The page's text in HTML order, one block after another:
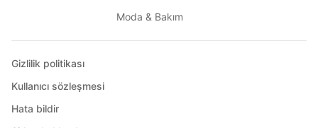
Moda & Bakım
Gizlilik politikası
Kullanıcı sözleşmesi
Hata bildir